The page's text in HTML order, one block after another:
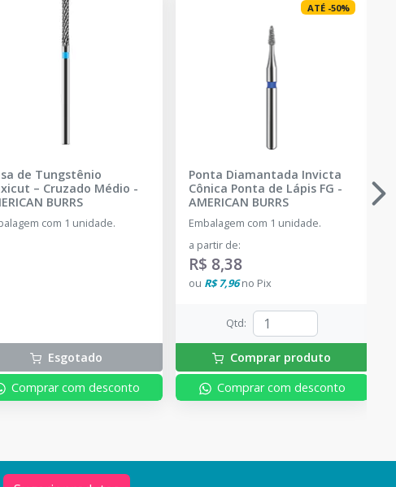
de Tungstênio
– Cruzado Médio -
BURRS
com 1 unidade.
Esgotado
Comprar com desconto
ATÉ -50%
Ponta Diamantada Invicta
Cônica Ponta de Lápis FG -
AMERICAN BURRS
Embalagem com 1 unidade.
a partir de:
R$ 8,38
ou R$ 7,96no Pix
Qtd:
Comprar produto
Comprar com desconto